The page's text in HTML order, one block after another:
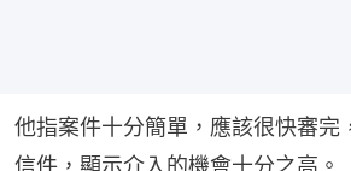
他指案件十分簡單，應該很快審完
信件，顯示介入的機會十分之高。